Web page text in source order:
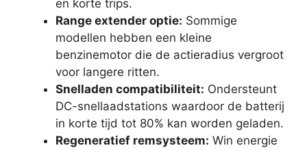
en korte trips.
Range extender optie: Sommige
modellen hebben een kleine
benzinemotor die de actieradius vergroot
voor langere ritten.
Snelladen compatibiliteit: Ondersteunt
DC-snellaadstations waardoor de batterij
in korte tijd tot 80% kan worden geladen.
Regeneratief remsysteem: Win energie